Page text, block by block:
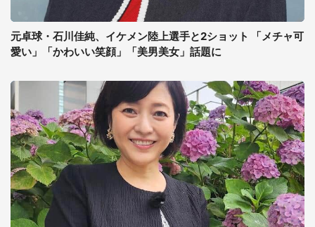
元卓球・石川佳純、イケメン陸上選手と2ショット 「メチャ可
愛い」「かわいい笑顔」「美男美女」話題に